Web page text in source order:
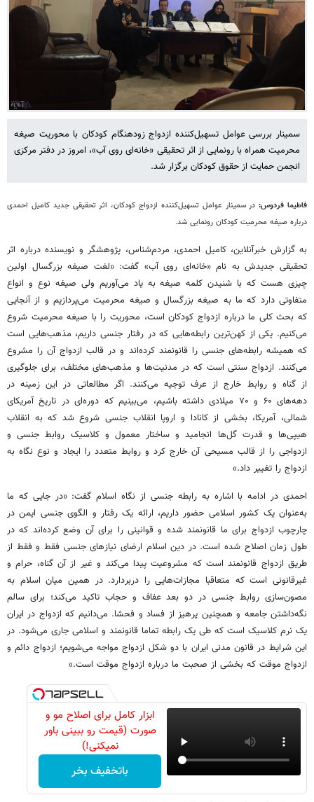
سمینار بررسی عوامل تسهیل‌کننده ازدواج زودهنگام کودکان با محوریت صیغه
محرمیت همراه با رونمایی از اثر تحقیقی «خانه‌ای روی آب»، امروز در دفتر مرکزی
انجمن حمایت از حقوق کودکان برگزار شد.
فاطیما فردوس: در سمینار عوامل تسهیل‌کننده ازدواج کودکان، اثر تحقیقی جدید کامیل احمدی
درباره صیغه محرمیت کودکان رونمایی شد.
به گزارش خبرآنلاین، کامیل احمدی، مردم‌شناس، پژوهشگر و نویسنده درباره اثر
تحقیقی جدیدش به نام «خانه‌ای روی آب» گفت: «لغت صیغه بزرگسال اولین
چیزی هست که با شنیدن کلمه صیغه به یاد می‌آوریم ولی صیغه نوع و انواع
متفاوتی دارد که ما به صیغه بزرگسال و صیغه محرمیت می‌پردازیم و از آنجایی
که بحث کلی ما درباره ازدواج کودکان است، محوریت را با صیغه محرمیت شروع
می‌کنیم. یکی از کهن‌ترین رابطه‌هایی که در رفتار جنسی داریم، مذهب‌هایی است
که همیشه رابطه‌های جنسی را قانونمند کرده‌اند و در قالب ازدواج آن را مشروع
می‌کنند. ازدواج سنتی است که در مدنیت‌ها و مذهب‌های مختلف، برای جلوگیری
از گناه و روابط خارج از عرف توجیه می‌کنند. اگر مطالعاتی در این زمینه در
دهه‌های ۶۰ و ۷۰ میلادی داشته باشیم، می‌بینیم که دوره‌ای در تاریخ آمریکای
شمالی، آمریکا، بخشی از کانادا و اروپا انقلاب جنسی شروع شد که به انقلاب
هیپی‌ها و قدرت گل‌ها انجامید و ساختار معمول و کلاسیک روابط جنسی و
ازدواجی را از قالب مسیحی آن خارج کرد و روابط متعدد را ایجاد و نوع نگاه به
ازدواج را تغییر داد.»
احمدی در ادامه با اشاره به رابطه جنسی از نگاه اسلام گفت: «در جایی که ما
به‌عنوان یک کشور اسلامی حضور داریم، ارائه‌ یک رفتار و الگوی جنسی ایمن در
چارچوب ازدواج برای ما قانونمند شده و قوانینی را برای آن وضع کرده‌اند که در
طول زمان اصلاح شده است. در دین اسلام ارضای نیازهای جنسی فقط و فقط از
طریق ازدواج قانونمند است که مشروعیت پیدا می‌کند و غیر از آن گناه، حرام و
غیرقانونی است که متعاقبا مجازات‌هایی را دربردارد. در همین میان اسلام به
مصون‌سازی روابط جنسی در دو بعد عفاف و حجاب تاکید می‌کند؛ برای سالم
نگه‌داشتن جامعه و همچنین پرهیز از فساد و فحشا. می‌دانیم که ازدواج در ایران
یک نرم کلاسیک است که طی یک رابطه تماما قانونمند و اسلامی جاری می‌شود. در
این شرایط در قانون مدنی ایران با دو شکل ازدواج مواجه می‌شویم؛ ازدواج دائم و
ازدواج موقت که بخشی از صحبت ما درباره ازدواج موقت است.»
ابزار کامل برای اصلاح مو و
صورت (قیمت رو ببینی باور
نمیکنی!)
باتخفیف بخر